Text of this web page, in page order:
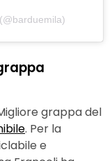
grappa del
. Per la
e